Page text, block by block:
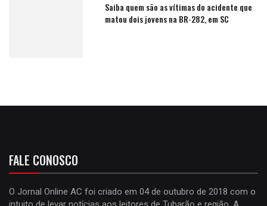
Saiba quem são as vítimas do acidente que
matou dois jovens na BR-282, em SC
FALE CONOSCO
O Jornal Online AC foi criado em 04 de outubro de 2018 com o